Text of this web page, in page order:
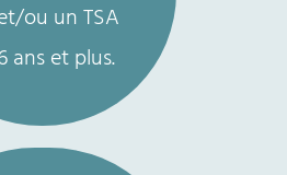
ou un TSA
ans et plus.